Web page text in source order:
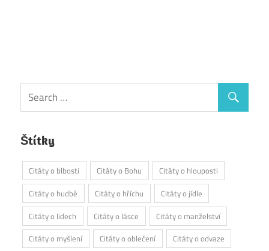
Štítky
Citáty o blbosti Citáty o Bohu
Citáty o hlouposti
Citáty o hudbě
Citáty o hříchu
Citáty o jídle
Citáty o lidech
Citáty o lásce
Citáty o manželství
Citáty o myšlení
Citáty o oblečení
Citáty o odvaze